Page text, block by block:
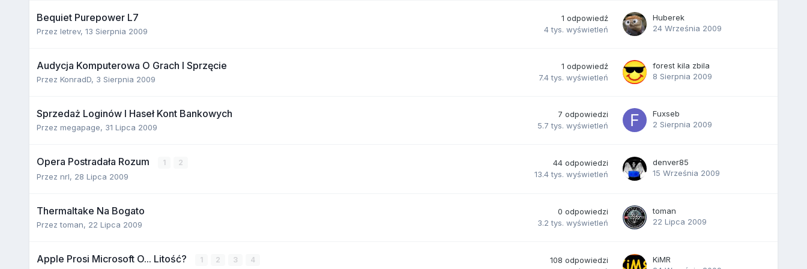
Bequiet Purepower L7
Przez letrev, 13 Sierpnia 2009
1 odpowiedź
4 tys. wyświetleń
Huberek
24 Września 2009
Audycja Komputerowa O Grach I Sprzęcie
Przez KonradD, 3 Sierpnia 2009
1 odpowiedź
7.4 tys. wyświetleń
forest kila zbila
8 Sierpnia 2009
Sprzedaż Loginów I Haseł Kont Bankowych
Przez megapage, 31 Lipca 2009
7 odpowiedzi
5.7 tys. wyświetleń
Fuxseb
2 Sierpnia 2009
Opera Postradała Rozum 1 2
Przez nrl, 28 Lipca 2009
44 odpowiedzi
13.4 tys. wyświetleń
denver85
15 Września 2009
Thermaltake Na Bogato
Przeztoman, 22 Lipca 2009
0 odpowiedzi
3.2 tys. wyświetleń
toman
22 Lipca 2009
Apple Prosi Microsoft O... Litość? 1 2 3 4 108 odpowiedzi
KiMR